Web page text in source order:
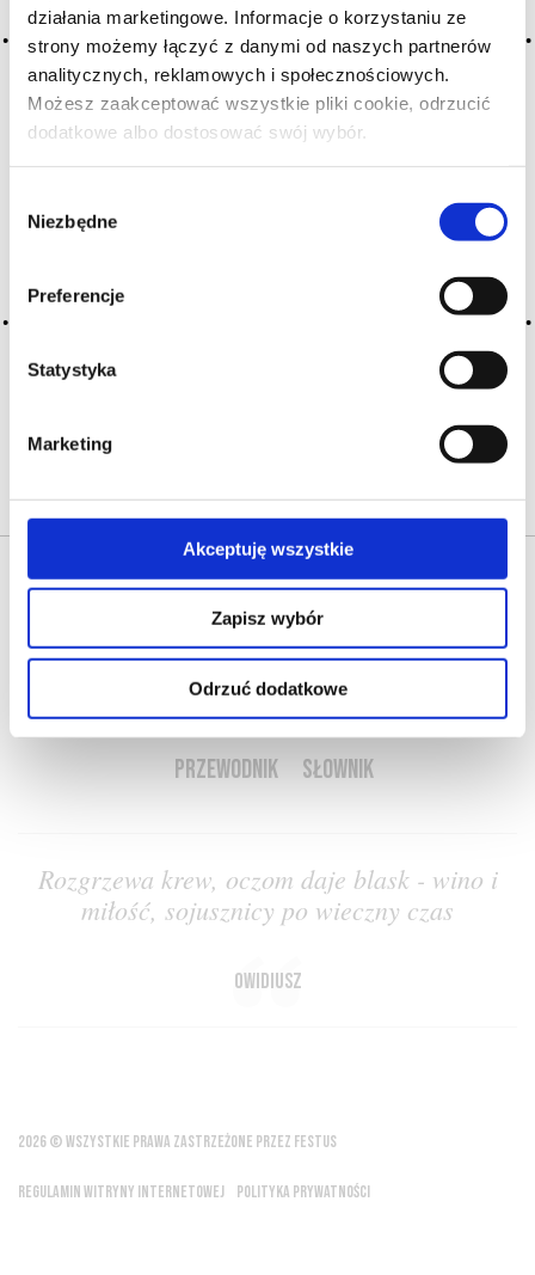
działania marketingowe. Informacje o korzystaniu ze
strony możemy łączyć z danymi od naszych partnerów
analitycznych, reklamowych i społecznościowych.
Możesz zaakceptować wszystkie pliki cookie, odrzucić
dodatkowe albo dostosować swój wybór.
zgody
Niezbędne
Preferencje
Statystyka
Marketing
Akceptuję wszystkie
Zapisz wybór
Odrzuć dodatkowe
Czy masz ukończone 18 lat?
CZYTAJ WIĘCEJ
gorzkie
2016-05-10
CZYTAJ WIĘCEJ
(wł.) gorzkawe lub bardzo wytrawne wino, stąd amarone
CZYTAJ WIĘCEJ
O NAS OFERTA ONLINE PRODUCENCI
BLOG
PRZEWODNIK
SŁOWNIK
Rozgrzewa krew, oczom daje blask - wino i
miłość, sojusznicy po wieczny czas
Owidiusz
2026 © WSZYSTKIE PRAWA ZASTRZEŻONE PRZEZ FESTUS
REGULAMIN WITRYNY INTERNETOWEJ POLITYKA PRYWATNOŚCI